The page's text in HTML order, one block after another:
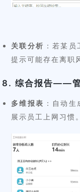
关联分析 ：若某
提示可能存在离职
8. 综合报告——管
多维报表 ：自动
展示员工上网习惯。